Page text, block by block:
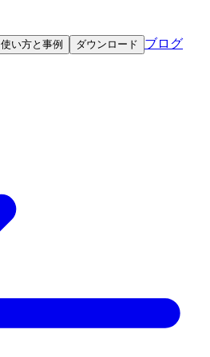
使い方と事例 ダウンロード ブログ